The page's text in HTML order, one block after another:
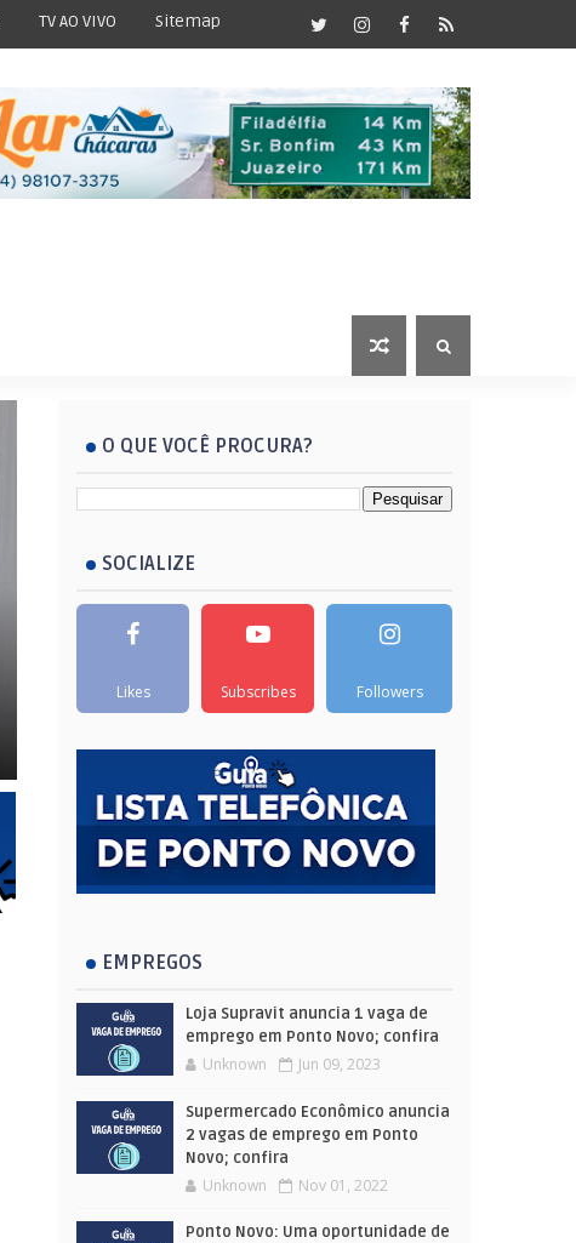
TV AO VIVO Sitemap
O QUE VOCÊ PROCURA?
SOCIALIZE
Likes Subscribes Followers
EMPREGOS
Loja Supravit anuncia 1 vaga de
emprego em Ponto Novo; confira
Unknown Jun 09, 2023
Supermercado Econômico anuncia
2 vagas de emprego em Ponto
Novo; confira
Unknown Nov 01, 2022
Ponto Novo: Uma oportunidade de